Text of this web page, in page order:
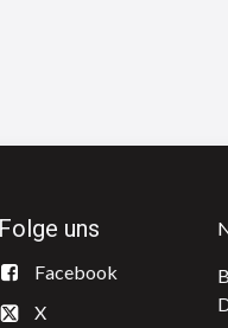
Folge uns
​Facebook
X